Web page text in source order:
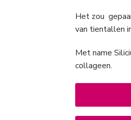
Het zou
van tientallen
Met name
collageen.